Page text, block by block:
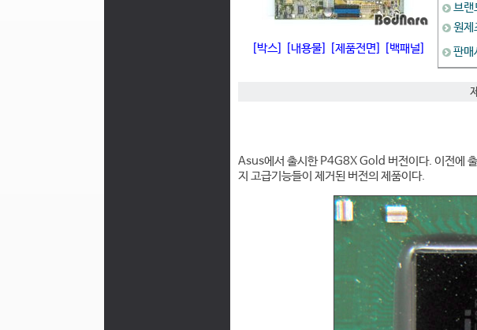
[박스] [내용물] [제품전면] [백패널]
브랜
원제
판매
Asus에서 출시한 P4G8X Gold 버전이다. 이전에
지 고급기능들이 제거된 버전의 제품이다.